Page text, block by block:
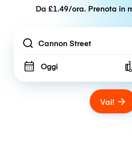
Da £1.49/ora. Prenota in
Location
Oggi
Vai!